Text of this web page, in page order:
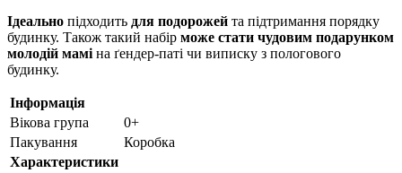
Ідеально підходить для подорожей та підтримання порядку
будинку. Також такий набір може стати чудовим подарунком
молодій маміна ґендер-паті чи виписку з пологового
будинку.
Інформація
Вікова група
0+
Пакування
Коробка
Характеристики